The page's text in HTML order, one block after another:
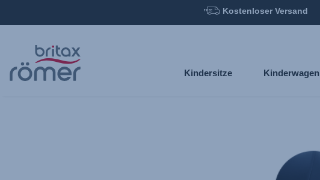
Hauptinhalt
springen
Kostenloser Versand
Kindersitze Kinderwagen